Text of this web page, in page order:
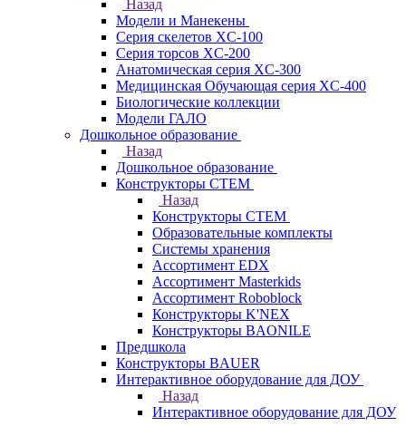
Назад
Модели и Манекены
Серия скелетов XC-100
Серия торсов XC-200
Анатомическая серия XC-300
Медицинская Обучающая серия XC-400
Биологические коллекции
Модели ГАЛО
Дошкольное образование
Назад
Дошкольное образование
Конструкторы СТЕМ
Назад
Конструкторы СТЕМ
Образовательные комплекты
Системы хранения
Ассортимент EDX
Ассортимент Masterkids
Ассортимент Roboblock
Конструкторы K'NEX
Конструкторы BAONILE
Предшкола
Конструкторы BAUER
Интерактивное оборудование для ДОУ
Назад
Интерактивное оборудование для ДОУ